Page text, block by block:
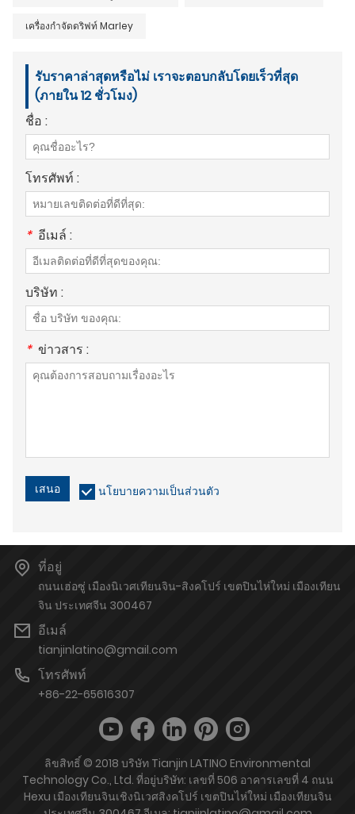
เครื่องกำจัดดริฟท์ Marley
รับราคาล่าสุดหรือไม่ เราจะตอบกลับโดยเร็วที่สุด
(ภายใน 12 ชั่วโมง)
ชื่อ :
โทรศัพท์ :
* อีเมล์ :
บริษัท :
* ข่าวสาร :
เสนอ นโยบายความเป็นส่วนตัว
ที่อยู่
ถนนเฮ่อซู่ เมืองนิเวศเทียนจิน-สิงคโปร์ เขตปินไห่ใหม่ เมืองเทียน
จิน ประเทศจีน 300467
อีเมล์
tianjinlatino@gmail.com
โทรศัพท์
+86-22-65616307
ลิขสิทธิ์ © 2018 บริษัท Tianjin LATINO Environmental
Technology Co., Ltd. ที่อยู่บริษัท: เลขที่ 506 อาคารเลขที่ 4 ถนน
Hexu เมืองเทียนจินเชิงนิเวศสิงคโปร์ เขตปินไห่ใหม่ เมืองเทียนจิน